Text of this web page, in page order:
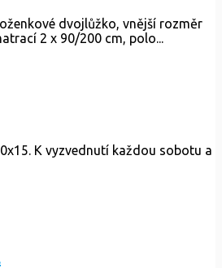
dvojlůžko, vnější rozměr
2 x 90/200 cm, polo...
K vyzvednutí každou sobotu a